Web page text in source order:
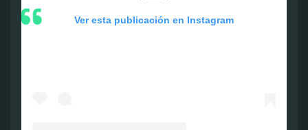
Ver esta publicación en Instagram